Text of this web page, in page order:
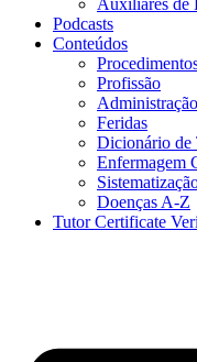
Auxiliares de
Podcasts
Conteúdos
Profissão
Feridas
Dicionário de
Enfermagem
Doenças A-Z
Tutor Certificate